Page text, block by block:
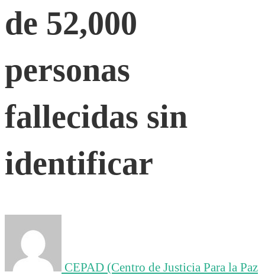
México:
Más
de
52,000
personas
fallecidas
sin
de 52,000
personas
fallecidas sin
identificar
CEPAD (Centro de Justicia Para la Paz